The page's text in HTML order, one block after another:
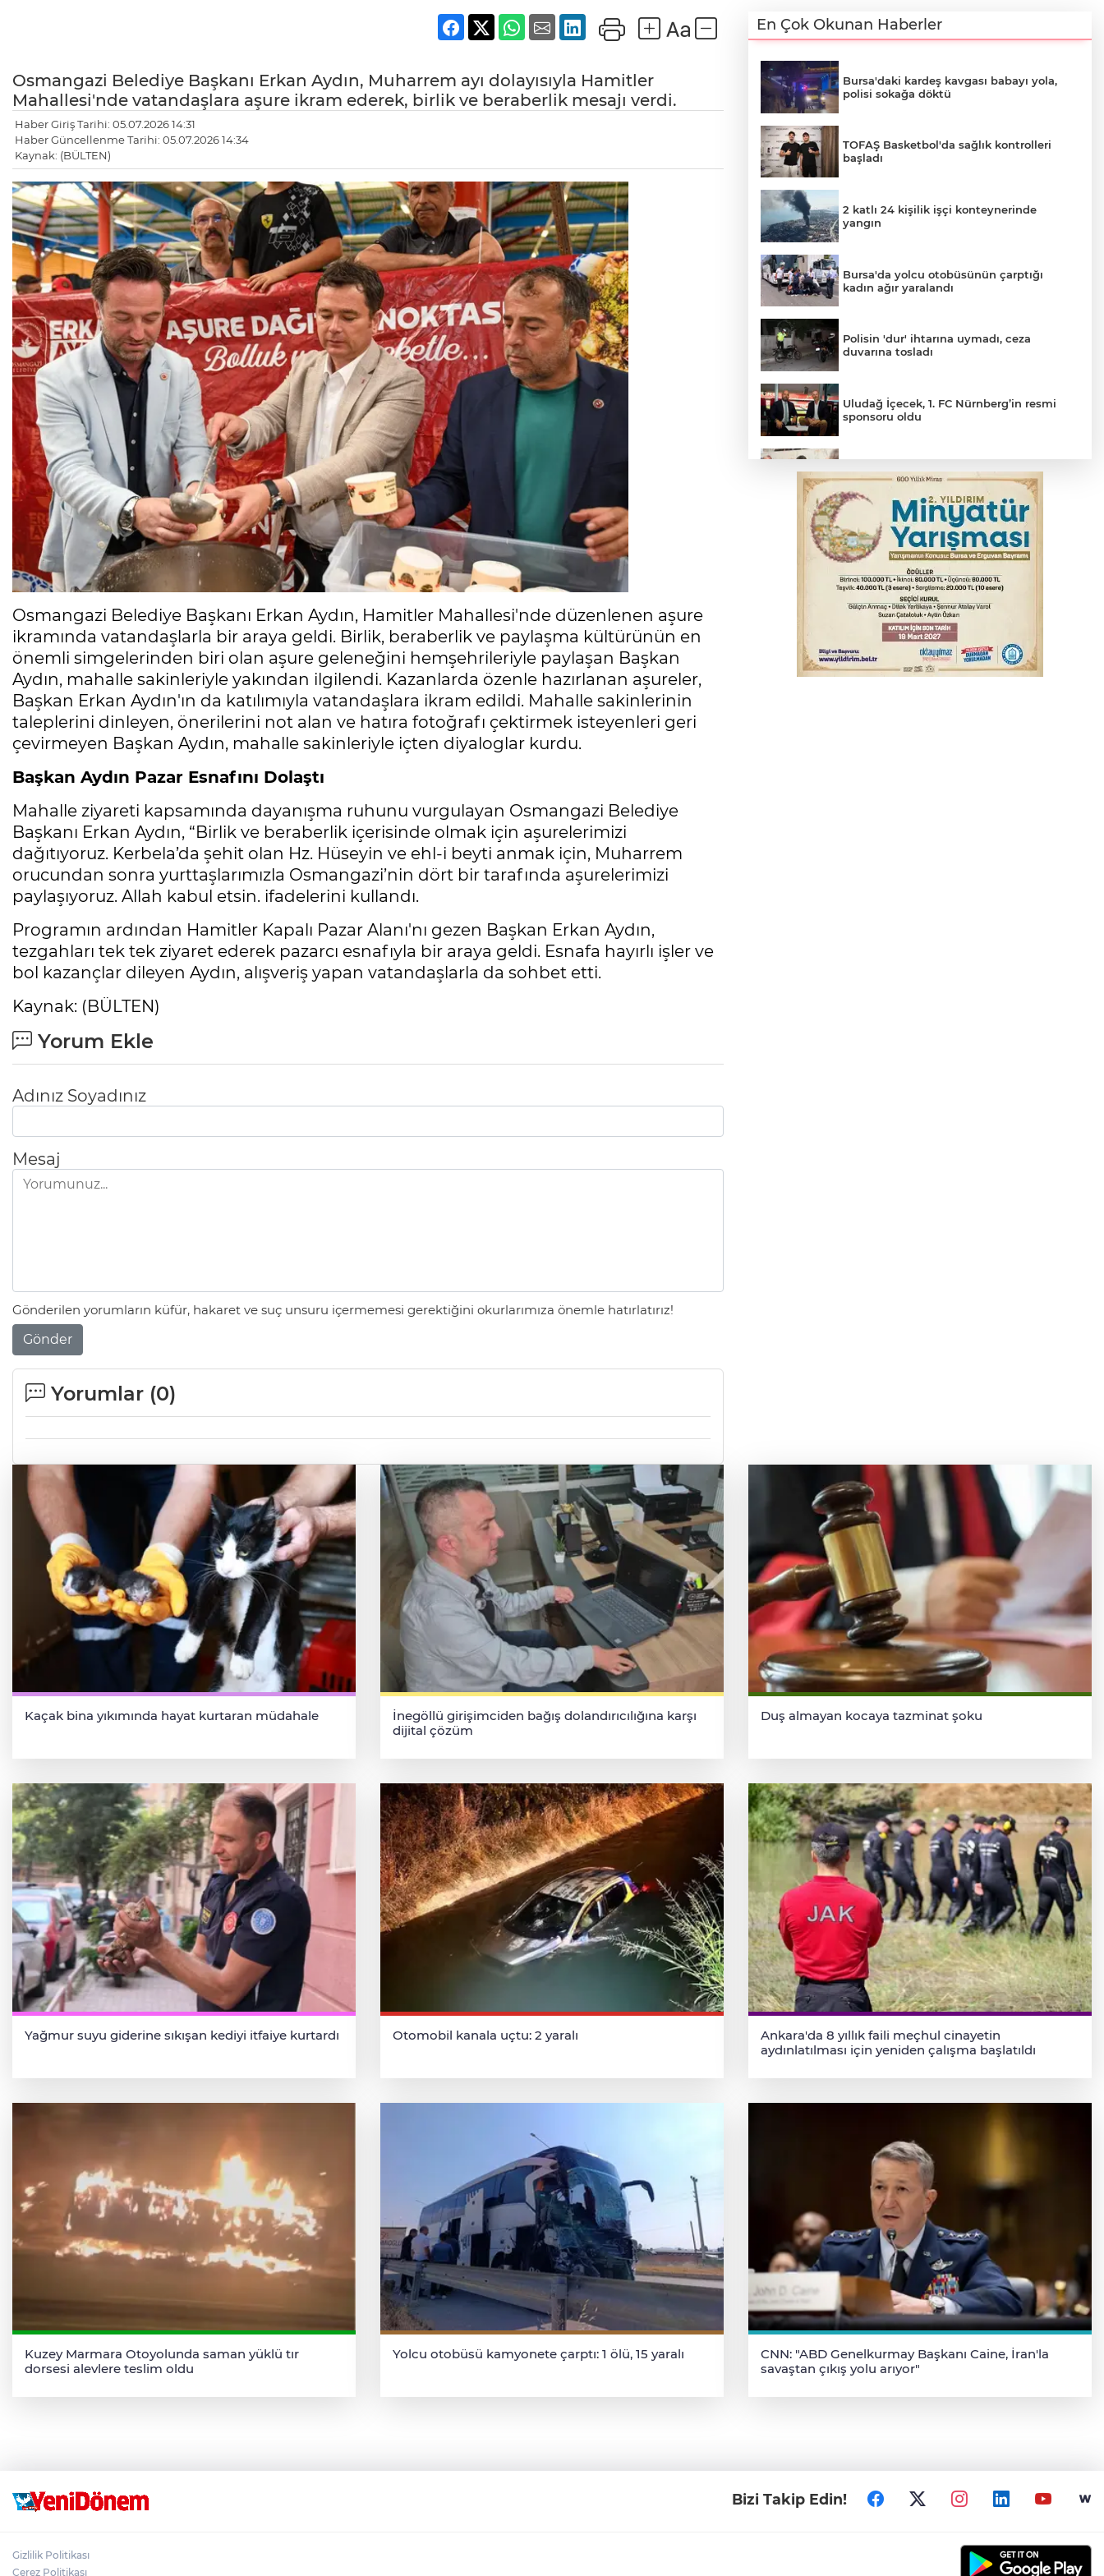
Osmangazi Belediye Başkanı Erkan Aydın, Muharrem ayı dolayısıyla Hamitler
Mahallesi'nde vatandaşlara aşure ikram ederek, birlik ve beraberlik mesajı verdi.
Haber Giriş Tarihi: 05.07.2026 14:31
Haber Güncellenme Tarihi: 05.07.2026 14:34
Kaynak: (BÜLTEN)
Osmangazi Belediye Başkanı Erkan Aydın, Hamitler Mahallesi'nde düzenlenen aşure
ikramında vatandaşlarla bir araya geldi. Birlik, beraberlik ve paylaşma kültürünün en
önemli simgelerinden biri olan aşure geleneğini hemşehrileriyle paylaşan Başkan
Aydın, mahalle sakinleriyle yakından ilgilendi. Kazanlarda özenle hazırlanan aşureler,
Başkan Erkan Aydın'ın da katılımıyla vatandaşlara ikram edildi. Mahalle sakinlerinin
taleplerini dinleyen, önerilerini not alan ve hatıra fotoğrafı çektirmek isteyenleri geri
çevirmeyen Başkan Aydın, mahalle sakinleriyle içten diyaloglar kurdu.
Başkan Aydın Pazar Esnafını Dolaştı
Mahalle ziyareti kapsamında dayanışma ruhunu vurgulayan Osmangazi Belediye
Başkanı Erkan Aydın, “Birlik ve beraberlik içerisinde olmak için aşurelerimizi
dağıtıyoruz. Kerbela’da şehit olan Hz. Hüseyin ve ehl-i beyti anmak için, Muharrem
orucundan sonra yurttaşlarımızla Osmangazi’nin dört bir tarafında aşurelerimizi
paylaşıyoruz. Allah kabul etsin. ifadelerini kullandı.
Programın ardından Hamitler Kapalı Pazar Alanı'nı gezen Başkan Erkan Aydın,
tezgahları tek tek ziyaret ederek pazarcı esnafıyla bir araya geldi. Esnafa hayırlı işler ve
bol kazançlar dileyen Aydın, alışveriş yapan vatandaşlarla da sohbet etti.
Kaynak: (BÜLTEN)
Yorum Ekle
Adınız Soyadınız
Mesaj
Gönderilen yorumların küfür, hakaret ve suç unsuru içermemesi gerektiğini okurlarımıza önemle hatırlatırız!
Gönder
Yorumlar (0)
En Çok Okunan Haberler
Bursa'daki kardeş kavgası babayı yola,
polisi sokağa döktü
TOFAŞ Basketbol'da sağlık kontrolleri
başladı
2 katlı 24 kişilik işçi konteynerinde
yangın
Bursa'da yolcu otobüsünün çarptığı
kadın ağır yaralandı
Polisin 'dur' ihtarına uymadı, ceza
duvarına tosladı
Uludağ İçecek, 1. FC Nürnberg’in resmi
sponsoru oldu
sahada tuttu
Erguvan Bayramı minyatür sanatıyla
geleceğe taşınacak
Trabzonspor'da Folcarelli ameliyat oldu
THY temmuzda yolcu rekoru kırdı
Kaçak bina yıkımında hayat kurtaran müdahale
İnegöllü girişimciden bağış dolandırıcılığına karşı
dijital çözüm
Duş almayan kocaya tazminat şoku
Yağmur suyu giderine sıkışan kediyi itfaiye kurtardı Otomobil kanala uçtu: 2 yaralı
Ankara'da 8 yıllık faili meçhul cinayetin
aydınlatılması için yeniden çalışma başlatıldı
Kuzey Marmara Otoyolunda saman yüklü tır
dorsesi alevlere teslim oldu
Yolcu otobüsü kamyonete çarptı: 1 ölü, 15 yaralı
CNN: "ABD Genelkurmay Başkanı Caine, İran'la
savaştan çıkış yolu arıyor"
Bizi Takip Edin!
Gizlilik Politikası
Çerez Politikası